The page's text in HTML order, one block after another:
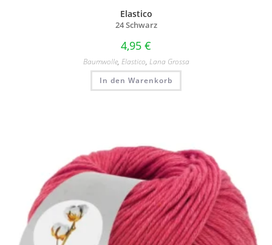
Elastico
24 Schwarz
4,95 €
Baumwolle, Elastico, Lana Grossa
In den Warenkorb